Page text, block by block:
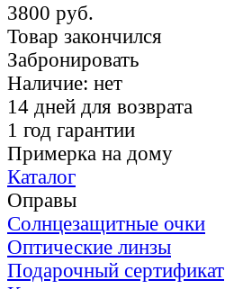
3800 руб.
Товар закончился
Забронировать
Наличие: нет
14 дней для возврата
1 год гарантии
Примерка на дому
Каталог
Оправы
Солнцезащитные очки
Оптические линзы
Подарочный сертификат